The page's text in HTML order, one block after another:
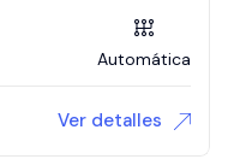
Automática
Ver detalles